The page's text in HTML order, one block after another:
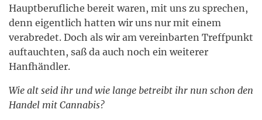
Hauptberufliche bereit waren, mit uns zu sprechen,
denn eigentlich hatten wir uns nur mit einem
verabredet. Doch als wir am vereinbarten Treffpunkt
auftauchten, saß da auch noch ein weiterer
Hanfhändler.
Wie alt seid ihr und wie lange betreibt ihr nun schon den
Handel mit Cannabis?